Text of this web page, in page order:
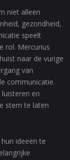
niet alleen
gezondheid,
speelt
rol. Mercurius
naar de vurige
van
communicatie.
en
stem te laten
ideeën te